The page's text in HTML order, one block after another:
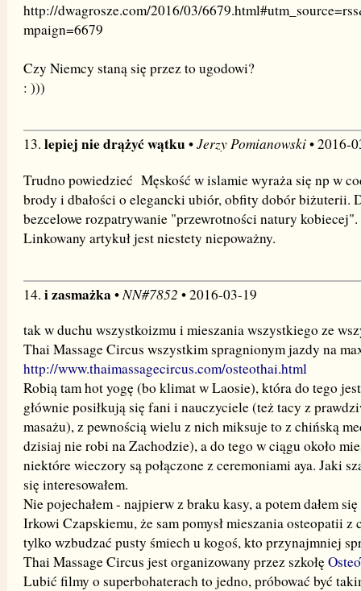
http://dwagrosze.com/2016/03/
mpaign=6679
Czy Niemcy staną się przez to ugodowi?
: )))
13. lepiej nie drążyć wątku•Jerzy Pomianowski• 2016-
Trudno powiedzieć Męskość w islamie wyraża się np w
brody i dbałości o elegancki ubiór, obfity dobór biżuterii.
bezcelowe rozpatrywanie "przewrotności natury kobiecej".
Linkowany artykuł jest niestety niepoważny.
14. i zasmażka • NN#7852 • 2016-03-19
tak w duchu wszystkoizmu i mieszania wszystkiego ze
Thai Massage Circus wszystkim spragnionym jazdy na
http://www.thaimassagecircus.com/osteothai.html
Robią tam hot yogę (bo klimat w Laosie), która do tego
głównie posiłkują się fani i nauczyciele (też tacy z
masażu), z pewnością wielu z nich miksuje to z chińską
dzisiaj nie robi na Zachodzie), a do tego w ciągu około
niektóre wieczory są połączone z ceremoniami aya. Jaki
się interesowałem.
Nie pojechałem - najpierw z braku kasy, a potem dałem
Irkowi Czapskiemu, że sam pomysł mieszania osteopatii
tylko wzbudzać pusty śmiech u kogoś, kto przynajmniej
Thai Massage Circus jest organizowany przez szkołę
Lubić filmy o superbohaterach to jedno, próbować być